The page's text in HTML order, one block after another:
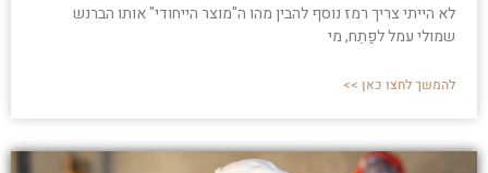
לא הייתי צריך רמז נוסף להבין מהו ה"מוצר הייחודי" אותו הברנש
שמולי עמל לפַתֵח, מי
להמשך לחצו כאן >>